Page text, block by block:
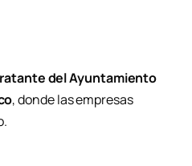
del Ayuntamiento
, donde las empresas